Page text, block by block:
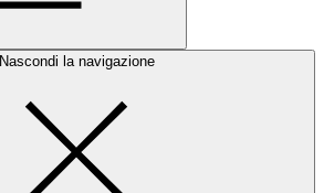
Nascondi la navigazione